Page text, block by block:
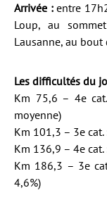
Arrivée :entre
Loup, au
Lausanne, au bout
Les difficultés du
Km 75,6 – 4e
moyenne)
Km 101,3 – 3e cat.
Km 136,9 – 4e
Km 186,3 – 3e
4,6%)